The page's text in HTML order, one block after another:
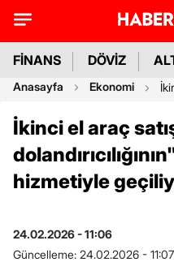
FİNANS DÖVİZ
Anasayfa Ekonomi
İkinci el araç
hizmetiyle
24.02.2026 - 11:06
Güncelleme: 24.02.2026 - 11:07